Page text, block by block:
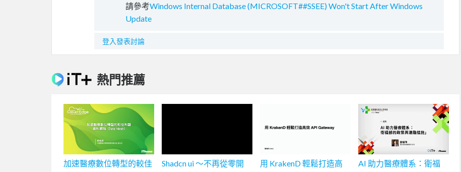
請參考Windows Internal Database (MICROSOFT##SSEE) Won't Start After Windows
Update
登入發表討論
熱門推薦
加速醫療數位轉型的較佳
Shadcn ui ～不再從零開
用 KrakenD 輕鬆打造高
AI 助力醫療體系：衛福